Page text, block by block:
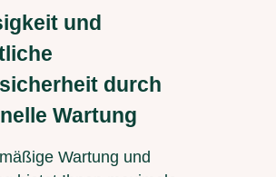
und
durch
Wartung
Wartung und